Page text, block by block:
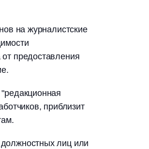
на журналистские
предоставления
приблизит
лиц или